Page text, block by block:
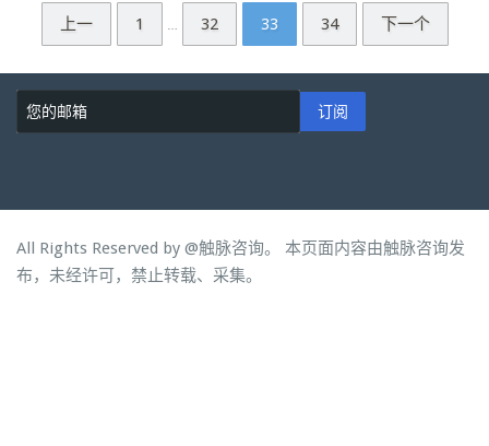
上一 1 32 33 34 下一个
订阅
All Rights Reserved by @触脉咨询。 本页面内容由触脉咨询发
布，未经许可，禁止转载、采集。